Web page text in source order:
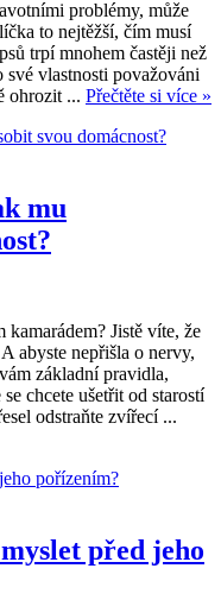
problémy, může
to nejtěžší, čím musí
trpí mnohem častěji než
vlastnosti považováni
ohrozit ... Přečtěte si více »
mu
Jistě víte, že
abyste nepřišla o nervy,
základní pravidla,
chcete ušetřit od starostí
odstraňte zvířecí ...
před jeho